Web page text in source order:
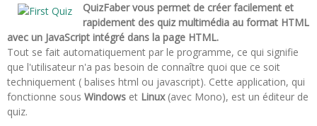
QuizFaber vous permet de créer facilement et
rapidement des quiz multimédia au format HTML
avec un JavaScript intégré dans la page HTML.
Tout se fait automatiquement par le programme, ce qui signifie
que l'utilisateur n'a pas besoin de connaître quoi que ce soit
techniquement ( balises html ou javascript). Cette application, qui
fonctionne sous Windows et Linux(avec Mono), est un éditeur de
quiz.